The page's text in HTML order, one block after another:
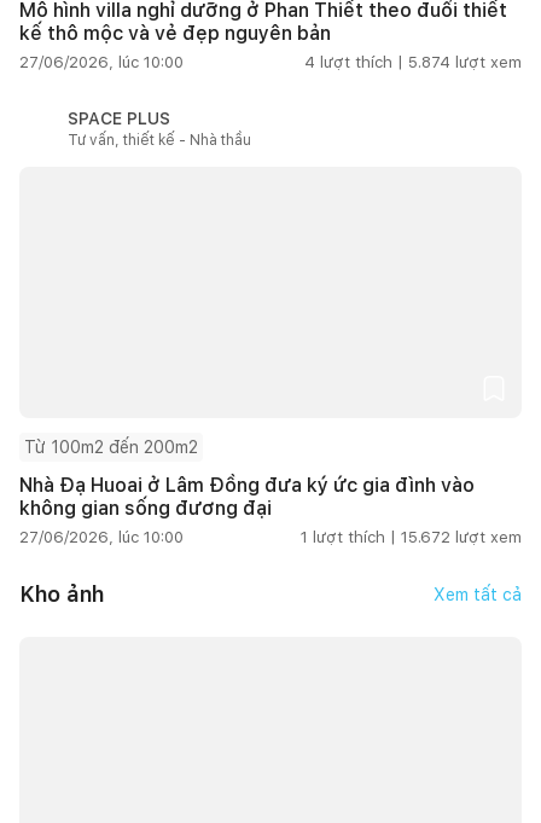
Mô hình villa nghỉ dưỡng ở Phan Thiết theo đuổi thiết
kế thô mộc và vẻ đẹp nguyên bản
27/06/2026, lúc 10:00 4 lượt thích | 5.874 lượt xem
SPACE PLUS
Tư vấn, thiết kế - Nhà thầu
Từ 100m2 đến 200m2
Nhà Đạ Huoai ở Lâm Đồng đưa ký ức gia đình vào
không gian sống đương đại
27/06/2026, lúc 10:00 1 lượt thích | 15.672 lượt xem
Kho ảnh Xem tất cả